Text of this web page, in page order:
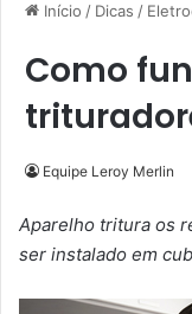
Início / Dicas /
Como
Equipe Leroy Merlin
Aparelho tritura os
ser instalado em